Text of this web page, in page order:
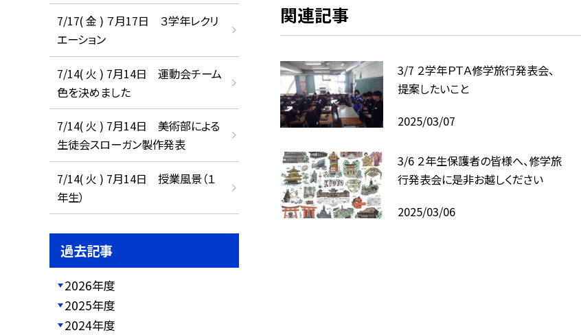
関連記事
3/7 ２学年ＰＴＡ修学旅行発表会、
提案したいこと
2025/03/07
3/6 ２年生保護者の皆様へ、修学旅
行発表会に是非お越しください
2025/03/06
7/17( 金 ) ７月17日 ３学年レクリ
エーション
7/14( 火 ) 7月14日 運動会チーム
色を決めました
7/14( 火 ) 7月14日 美術部による
生徒会スローガン製作発表
7/14( 火 ) 7月14日 授業風景（１
年生）
過去記事
2026年度
2025年度
2024年度